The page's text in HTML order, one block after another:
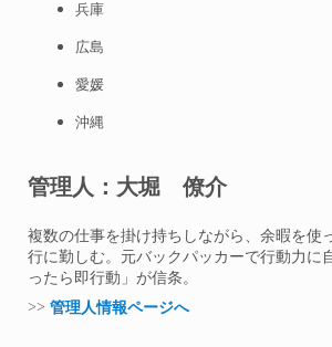
兵庫
広島
愛媛
沖縄
管理人：大堀 僚介
複数の仕事を掛け持ちしながら、余暇を使
行に勤しむ。元バックパッカーで行動力に
ったら即行動」が信条。
>> 管理人情報ページへ